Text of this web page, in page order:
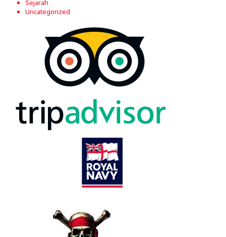
Sejarah
Uncategorized